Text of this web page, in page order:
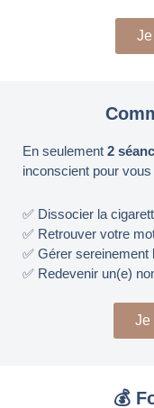
En seulement 2
inconscient pour
✅ Dissocier la
✅ Retrouver votre
✅ Gérer
✅ Redevenir un(e)
Je
💰